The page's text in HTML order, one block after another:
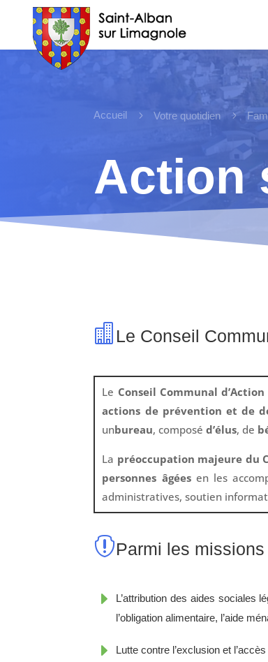
Accueil 5 Votre quotidien 5
Action
 Le Conseil
Le Conseil Communal d’Action
actions de prévention et de
unbureau, composéd’élus, de
La préoccupation majeure du
personnes âgéesen les
administratives, soutien
Parmi les
E
L’attribution des aides sociales
l’obligation alimentaire, l’aide
E Lutte contre l’exclusion et